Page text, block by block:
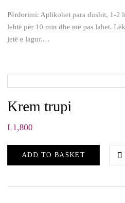
Përdorimi: Aplikohet para dushit, 1-2
lehtë për 10 min dhe më pas lahet.
jetë e lagur.…
Krem trupi
L1,800
ADD TO BASKET